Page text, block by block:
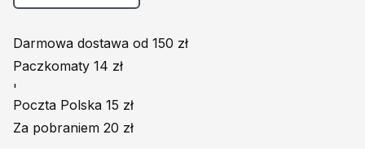
Darmowa dostawa od 150 zł
Paczkomaty 14 zł
'
Poczta Polska 15 zł
Za pobraniem 20 zł